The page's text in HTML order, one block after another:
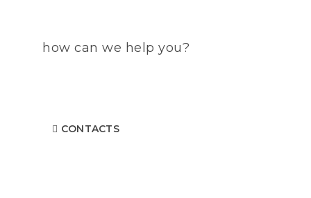
how can we help you?
CONTACTS